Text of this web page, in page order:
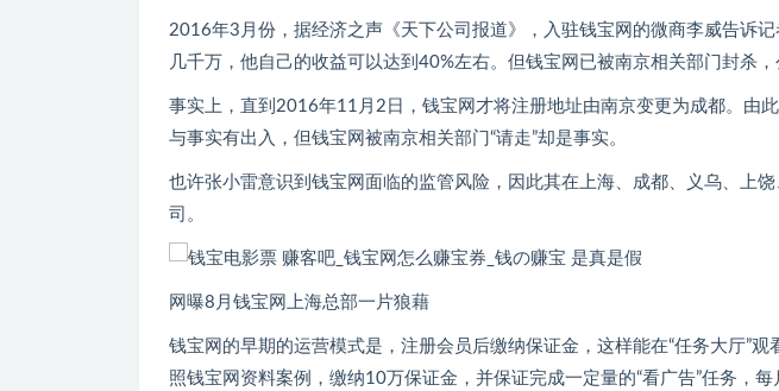
2016年3月份，据经济之声《天下公司报道》，入驻钱宝网的微商李威告诉
几千万，他自己的收益可以达到40%左右。但钱宝网已被南京相关部门封杀，
事实上，直到2016年11月2日，钱宝网才将注册地址由南京变更为成都。由
与事实有出入，但钱宝网被南京相关部门“请走”却是事实。
也许张小雷意识到钱宝网面临的监管风险，因此其在上海、成都、义乌、上
司。
网曝8月钱宝网上海总部一片狼藉
钱宝网的早期的运营模式是，注册会员后缴纳保证金，这样能在“任务大厅”
照钱宝网资料案例，缴纳10万保证金，并保证完成一定量的“看广告”任务，每